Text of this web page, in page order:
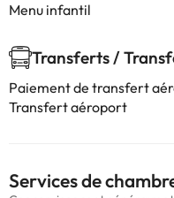
Menu infantil
Transferts /
Paiement de transfert
Transfert aéroport
Services de